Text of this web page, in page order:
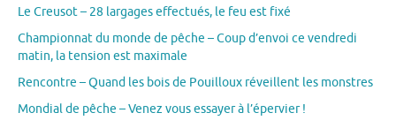
Le Creusot – 28 largages effectués, le feu est fixé
Championnat du monde de pêche – Coup d’envoi ce vendredi
matin, la tension est maximale
Rencontre – Quand les bois de Pouilloux réveillent les monstres
Mondial de pêche – Venez vous essayer à l’épervier !